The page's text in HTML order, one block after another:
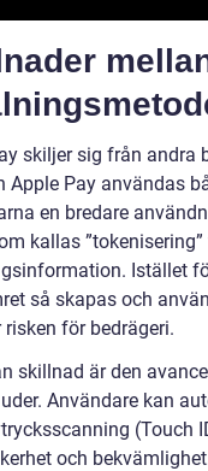
skiljer sig från andra
Apple Pay användas
en bredare
kallas
Istället
så skapas och
för bedrägeri.
skillnad är den
Användare kan
(Touch
och